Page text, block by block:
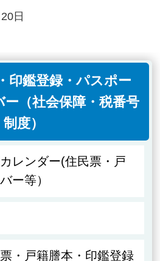
日
印鑑登録・パスポー
ー（社会保障・税番号
制度）
レンダー(住民票・戸
ー等）
・戸籍謄本・印鑑登録